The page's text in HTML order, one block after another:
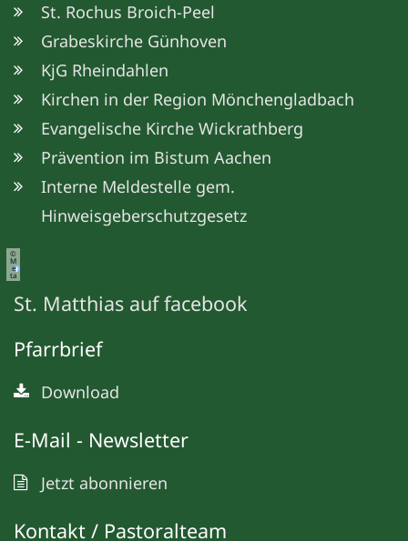
St. Rochus Broich-Peel
Grabeskirche Günhoven
KjG Rheindahlen
Kirchen in der Region Mönchengladbach
Evangelische Kirche Wickrathberg
Prävention im Bistum Aachen
Interne Meldestelle gem.
Hinweisgeberschutzgesetz
©
M
e
ta
St. Matthias auf facebook
Pfarrbrief
Download
E-Mail - Newsletter
Jetzt abonnieren
Kontakt / Pastoralteam